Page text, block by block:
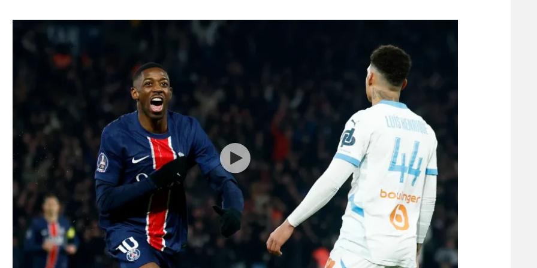
תקנון עבור פעילות אלקטרה
תקנון עבור פעילות ספורט 1 – "מרלן"
תנאי שימוש
מדיניות פרטיות
תקנון פעילות ספורט 1
רשיון להקרנה פומבית לבית עסק
הצטרפות לחבילת הערוצים
לוח דרושים – ג'ובנט
תגיות
הפועל תל אביב
ליגה סינית